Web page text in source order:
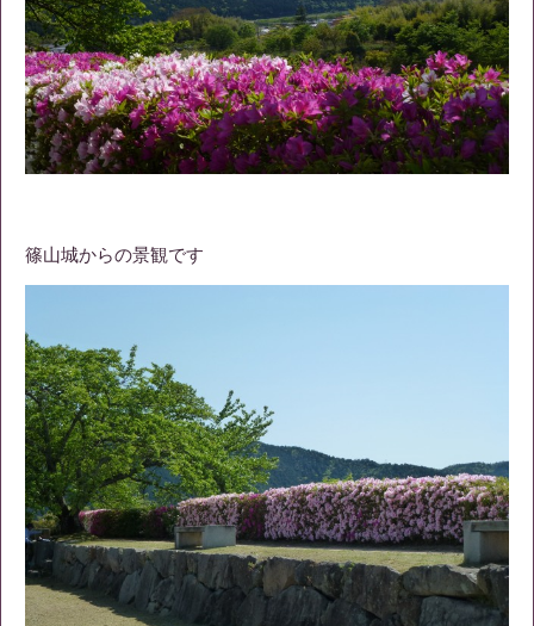
篠山城からの景観です